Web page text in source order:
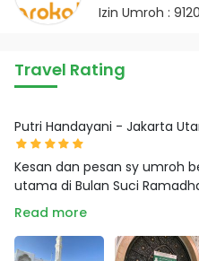
Izin Umroh :
Travel Rating
Putri Handayani - Jakarta
Kesan dan pesan sy umroh
utama di Bulan Suci
Read more